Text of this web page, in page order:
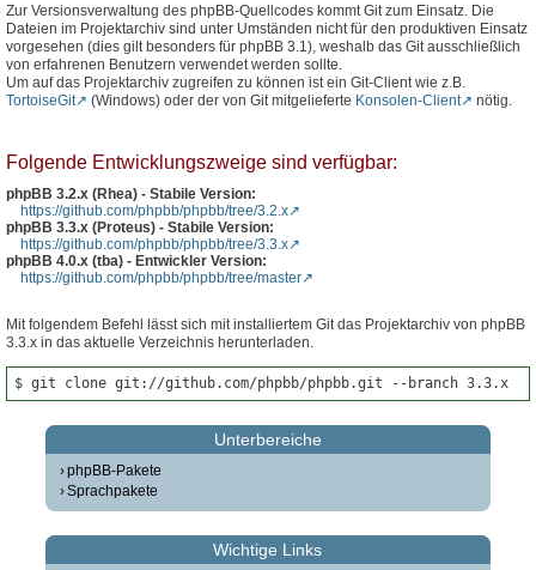
Zur Versionsverwaltung des phpBB-Quellcodes kommt Git zum Einsatz. Die
Dateien im Projektarchiv sind unter Umständen nicht für den produktiven Einsatz
vorgesehen (dies gilt besonders für phpBB 3.1), weshalb das Git ausschließlich
von erfahrenen Benutzern verwendet werden sollte.
Um auf das Projektarchiv zugreifen zu können ist ein Git-Client wie z.B.
TortoiseGit
(Windows) oder der von Git mitgelieferte Konsolen-Client nötig.
Folgende Entwicklungszweige sind verfügbar:
phpBB 3.2.x (Rhea) - Stabile Version:
https://github.com/phpbb/phpbb/tree/3.2.x
phpBB 3.3.x (Proteus) - Stabile Version:
https://github.com/phpbb/phpbb/tree/3.3.x
phpBB 4.0.x (tba) - Entwickler Version:
https://github.com/phpbb/phpbb/tree/master
Mit folgendem Befehl lässt sich mit installiertem Git das Projektarchiv von phpBB
3.3.x in das aktuelle Verzeichnis herunterladen.
$ git clone git://github.com/phpbb/phpbb.git --branch 3.3.x
Unterbereiche
phpBB-Pakete
Sprachpakete
Wichtige Links